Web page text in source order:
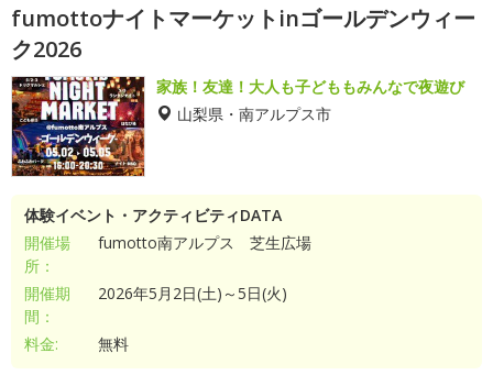
fumottoナイトマーケットinゴールデンウィー
ク2026
家族！友達！大人も子どももみんなで夜遊び
山梨県・南アルプス市
体験イベント・アクティビティDATA
開催場
所：
fumotto南アルプス 芝生広場
開催期
間：
2026年5月2日(土)～5日(火)
料金: 無料